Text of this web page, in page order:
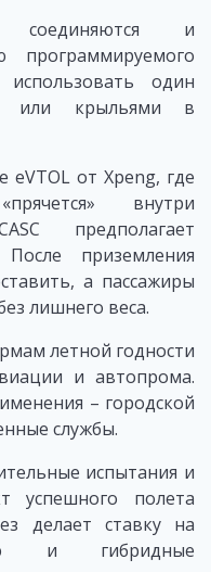
соединяются и
один
или крыльями в
от Xpeng, где
внутри
предполагает
приземления
а пассажиры
лишнего веса.
летной годности
и автопрома.
– городской
службы.
испытания и
успешного полета
делает ставку на
и гибридные